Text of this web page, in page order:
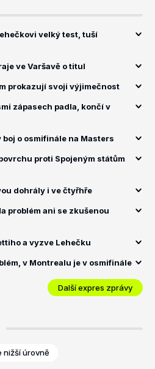
velký test, tuší
ve Varšavě o titul
prokazují svoji výjimečnost
zápasech padla, končí v
boj o osmifinále na Masters
proti Spojeným státům
dohrály i ve čtyřhře
problém ani se zkušenou
a vyzve Lehečku
v Montrealu je v osmifinále
Další expres zprávy
nižší úrovně